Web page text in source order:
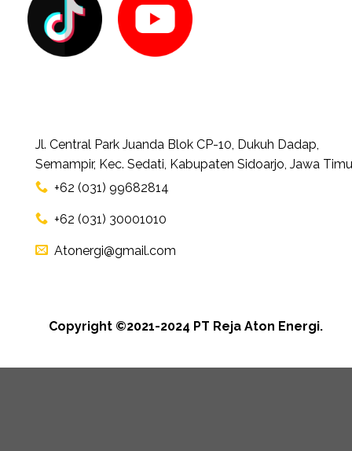
Jl. Central Park Juanda Blok CP-10, Dukuh Dadap,
Semampir, Kec. Sedati, Kabupaten Sidoarjo, Jawa
+62 (031) 99682814
+62 (031) 30001010
Atonergi@gmail.com
Copyright ©2021-2024 PT Reja Aton Energi.